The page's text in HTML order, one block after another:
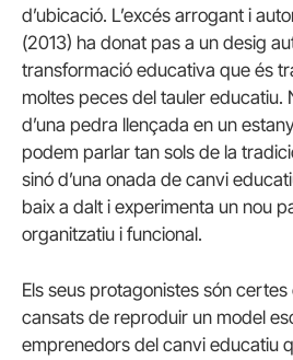
d’ubicació. L’excés arrogant i
(2013) ha donat pas a un desig
transformació educativa que és
moltes peces del tauler educatiu.
d’una pedra llençada en un
podem parlar tan sols de la
sinó d’una onada de canvi
baix a dalt i experimenta un nou
organitzatiu i funcional.
Els seus protagonistes són certes
cansats de reproduir un model
emprenedors del canvi educatiu